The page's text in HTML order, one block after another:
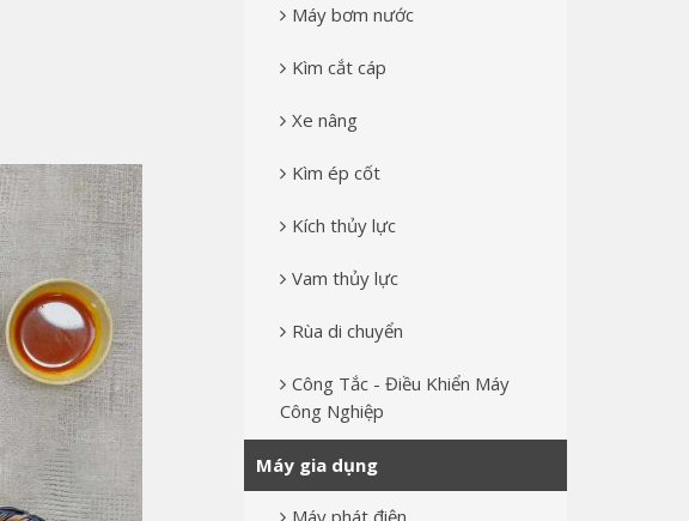
Máy bơm nước
Kìm cắt cáp
Xe nâng
Kìm ép cốt
Kích thủy lực
Vam thủy lực
Rùa di chuyển
Công Tắc - Điều Khiển Máy
Công Nghiệp
Máy gia dụng
Máy phát điện